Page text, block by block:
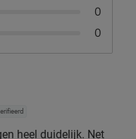
0
0
heel duidelijk. Net